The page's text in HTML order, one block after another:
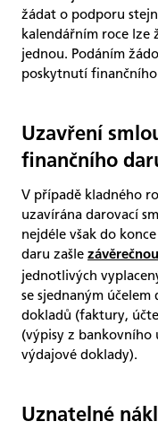
žádat o podporu
kalendářním roce
jednou. Podáním
poskytnutí
Uzavření
finančního
V případě kladného
uzavírána darovací
nejdéle však do
daru zašle
jednotlivých
se sjednaným
dokladů (faktury,
(výpisy z
výdajové doklady).
Uznatelné